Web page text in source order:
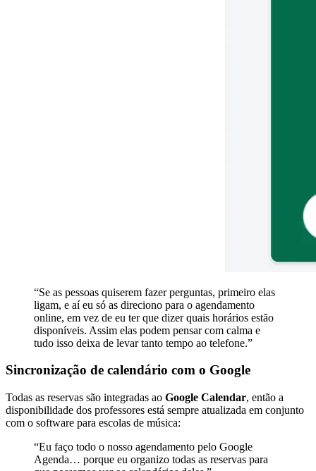
“Se as pessoas quiserem fazer perguntas, primeiro elas
ligam, e aí eu só as direciono para o agendamento
online, em vez de eu ter que dizer quais horários estão
disponíveis. Assim elas podem pensar com calma e
tudo isso deixa de levar tanto tempo ao telefone.”
Sincronização de calendário com o Google
Todas as reservas são integradas ao Google Calendar, então a
disponibilidade dos professores está sempre atualizada em conjunto
com o software para escolas de música:
“Eu faço todo o nosso agendamento pelo Google
Agenda… porque eu organizo todas as reservas para